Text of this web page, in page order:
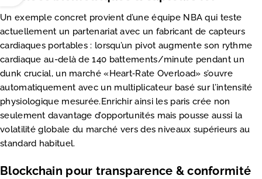
Un exemple concret provient d’une équipe NBA qui teste
actuellement un partenariat avec un fabricant de capteurs
cardiaques portables : lorsqu’un pivot augmente son rythme
cardiaque au-delà de 140 battements/minute pendant un
dunk crucial, un marché «​Heart‑Rate Overload​» s’ouvre
automatiquement avec un multiplicateur basé sur l’intensité
physiologique mesurée.Enrichir ainsi les paris crée non
seulement davantage d’opportunités mais pousse aussi la
volatilité globale du marché vers des niveaux supérieurs au
standard habituel.
Blockchain pour transparence & conformité